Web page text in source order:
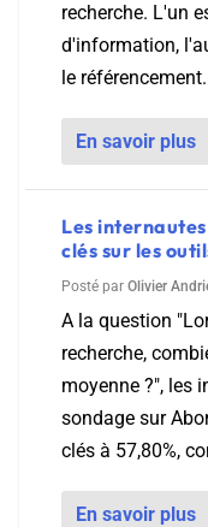
recherche. L'un
d'information,
le
En savoir plus
Les
clés sur les
Posté par Olivier
A la question
recherche,
moyenne ?", les
sondage sur
clés à 57,80%,
En savoir plus